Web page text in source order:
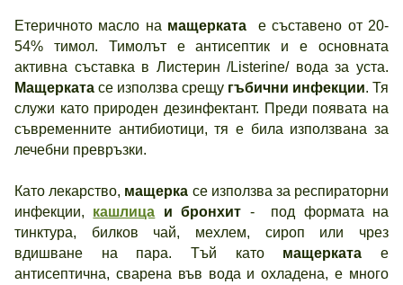
Етеричното масло на мащерката е съставено от 20-
54% тимол. Тимолът е антисептик и е основната
активна съставка в Листерин /Listerine/ вода за уста.
Мащерката се използва срещу гъбични инфекции. Тя
служи като природен дезинфектант. Преди появата на
съвременните антибиотици, тя е била използвана за
лечебни превръзки.
Като лекарство, мащерка се използва за респираторни
инфекции, кашлица и бронхит - под формата на
тинктура, билков чай, мехлем, сироп или чрез
вдишване на пара. Тъй като мащеркатае
антисептична, сварена във вода и охладена, е много